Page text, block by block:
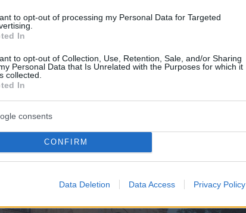
to opt-out of processing my Personal Data for Targeted
In
to opt-out of Collection, Use, Retention, Sale, and/or Sharing
Personal Data that Is Unrelated with the Purposes for which it
collected.
In
consents
CONFIRM
Data Deletion Data Access Privacy Policy
Budapest, Ungarn Foto: Eiffel Art Studios